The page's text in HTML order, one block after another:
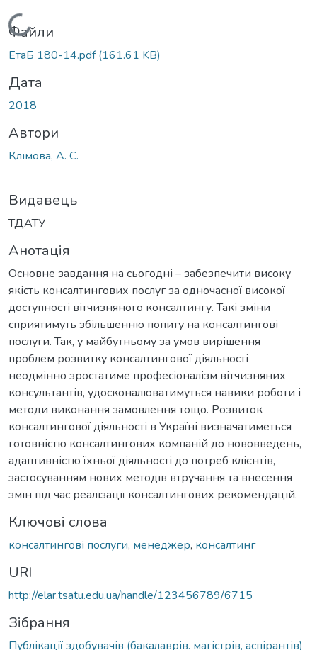
Вантажиться...
Файли
ЕтаБ 180-14.pdf(161.61 KB)
Дата
2018
Автори
Клімова, А. С.
Видавець
ТДАТУ
Анотація
Основне завдання на сьогодні – забезпечити високу
якість консалтингових послуг за одночасної високої
доступності вітчизняного консалтингу. Такі зміни
сприятимуть збільшенню попиту на консалтингові
послуги. Так, у майбутньому за умов вирішення
проблем розвитку консалтингової діяльності
неодмінно зростатиме професіоналізм вітчизняних
консультантів, удосконалюватимуться навики роботи і
методи виконання замовлення тощо. Розвиток
консалтингової діяльності в Україні визначатиметься
готовністю консалтингових компаній до нововведень,
адаптивністю їхньої діяльності до потреб клієнтів,
застосуванням нових методів втручання та внесення
змін під час реалізації консалтингових рекомендацій.
Ключові слова
консалтингові послуги, менеджер, консалтинг
URI
http://elar.tsatu.edu.ua/handle/123456789/6715
Зібрання
Публікації здобувачів (бакалаврів. магістрів, аспірантів)